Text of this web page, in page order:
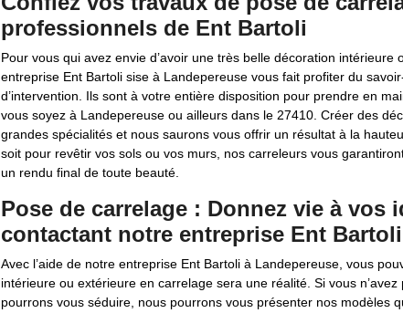
professionnels de Ent Bartoli
Pour vous qui avez envie d’avoir une très belle décoration
entreprise Ent Bartoli sise à Landepereuse vous fait profiter du
d’intervention. Ils sont à votre entière disposition pour prendre en
vous soyez à Landepereuse ou ailleurs dans le 27410. Créer des
grandes spécialités et nous saurons vous offrir un résultat à la
soit pour revêtir vos sols ou vos murs, nos carreleurs vous
un rendu final de toute beauté.
Pose de carrelage : Donnez vie à vos
contactant notre entreprise Ent Bartoli
Avec l’aide de notre entreprise Ent Bartoli à Landepereuse, vous
intérieure ou extérieure en carrelage sera une réalité. Si vous
pourrons vous séduire, nous pourrons vous présenter nos modèles